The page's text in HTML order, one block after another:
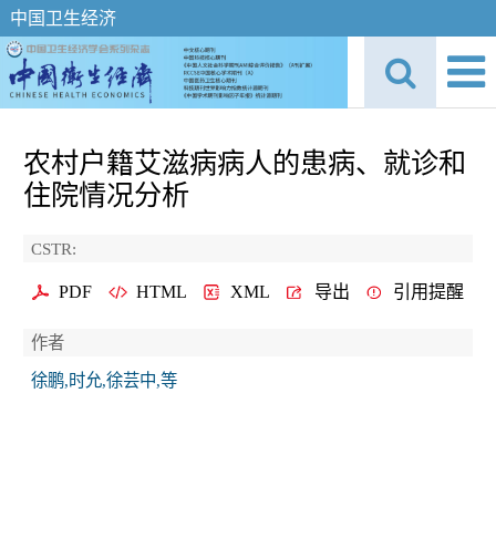
中国卫生经济
农村户籍艾滋病病人的患病、就诊和
住院情况分析
CSTR:
PDF HTML XML 导出 引用提醒
作者
徐鹏,时允,徐芸中,等